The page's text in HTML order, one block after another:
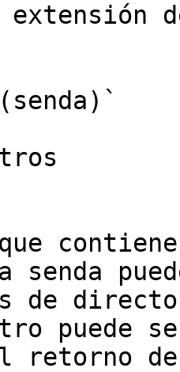
extensión
senda
de
puede
retorno